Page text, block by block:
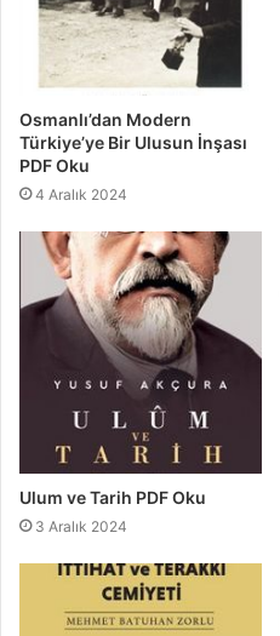
Osmanlı’dan Modern
Türkiye’ye Bir Ulusun İnşası
PDF Oku
4 Aralık 2024
Ulum ve Tarih PDF Oku
3 Aralık 2024